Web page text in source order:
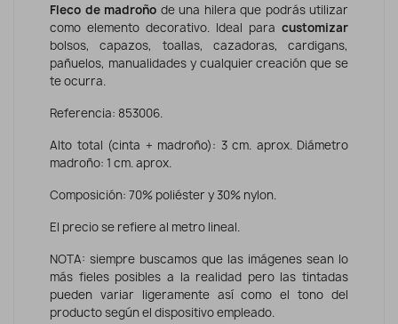
Fleco de madroño de una hilera que podrás utilizar
como elemento decorativo. Ideal para customizar
bolsos, capazos, toallas, cazadoras, cardigans,
pañuelos, manualidades y cualquier creación que se
te ocurra.
Referencia: 853006.
Alto total (cinta + madroño): 3 cm. aprox. Diámetro
madroño: 1 cm. aprox.
Composición: 70% poliéster y 30% nylon.
El precio se refiere al metro lineal.
NOTA: siempre buscamos que las imágenes sean lo
más fieles posibles a la realidad pero las tintadas
pueden variar ligeramente así como el tono del
producto según el dispositivo empleado.